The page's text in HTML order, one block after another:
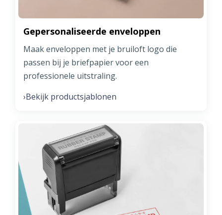
Gepersonaliseerde enveloppen
Maak enveloppen met je bruiloft logo die
passen bij je briefpapier voor een
professionele uitstraling.
›Bekijk productsjablonen